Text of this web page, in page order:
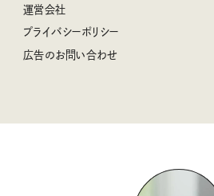
豆柴・まもるくんの旅日記
柳沢小実さんのお散歩するようなゆるり旅
valoさんのかわいいもの探し
コウケンテツのヒトワザ巡り
運営会社
プライバシーポリシー
広告のお問い合わせ